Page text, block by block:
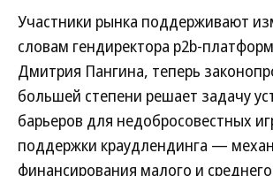
Участники рынка поддерживают
словам гендиректора p2b-
Дмитрия Пангина, теперь
большей степени решает задачу
барьеров для недобросовестных
поддержки краудлендинга —
финансирования малого и